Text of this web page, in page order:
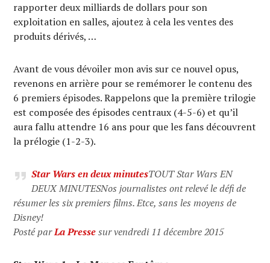
rapporter deux milliards de dollars pour son
exploitation en salles, ajoutez à cela les ventes des
produits dérivés, …
Avant de vous dévoiler mon avis sur ce nouvel opus,
revenons en arrière pour se remémorer le contenu des
6 premiers épisodes. Rappelons que la première trilogie
est composée des épisodes centraux (4-5-6) et qu’il
aura fallu attendre 16 ans pour que les fans découvrent
la prélogie (1-2-3).
Star Wars en deux minutesTOUT Star Wars EN
DEUX MINUTESNos journalistes ont relevé le défi de
résumer les six premiers films. Etce, sans les moyens de
Disney!
Posté parLa Pressesur vendredi 11 décembre 2015